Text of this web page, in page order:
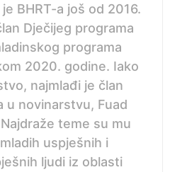
BHRT-a još od 2016.
Dječijeg programa
programa
2020. godine. Iako
najmlađi je član
u novinarstvu, Fuad
teme su mu
uspješnih i
ljudi iz oblasti